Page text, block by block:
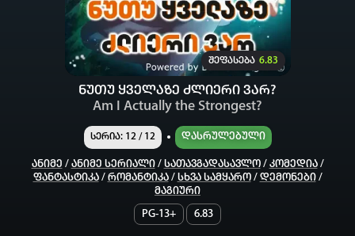
შეფასება 6.83
ნუთუ ყველაზე ძლიერი ვარ?
Am I Actually the Strongest?
სერია: 12 / 12 Დასრულებული
Ანიმე / Ანიმე Სერიალი/ Სათავგადასავლო/ Კომედია/
Ფანტასტიკა/ Რომანტიკა/ Სხვა Სამყარო/ Დემონები/
Მაგიური
PG-13+
6.83